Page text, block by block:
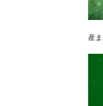
産